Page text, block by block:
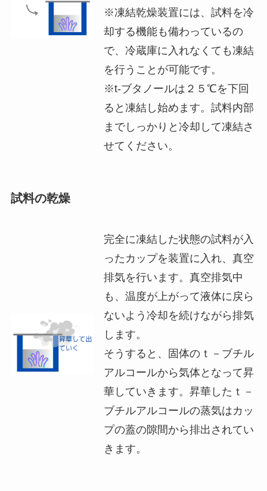
※凍結乾燥装置には、試料を冷
却する機能も備わっているの
で、冷蔵庫に入れなくても凍結
を行うことが可能です。
※t-ブタノールは２５℃を下回
ると凍結し始めます。試料内部
までしっかりと冷却して凍結さ
せてください。
試料の乾燥
完全に凍結した状態の試料が入
ったカップを装置に入れ、真空
排気を行います。真空排気中
も、温度が上がって液体に戻ら
ないよう冷却を続けながら排気
します。
そうすると、固体のｔ－ブチル
アルコールから気体となって昇
華していきます。昇華したｔ－
ブチルアルコールの蒸気はカッ
プの蓋の隙間から排出されてい
きます。